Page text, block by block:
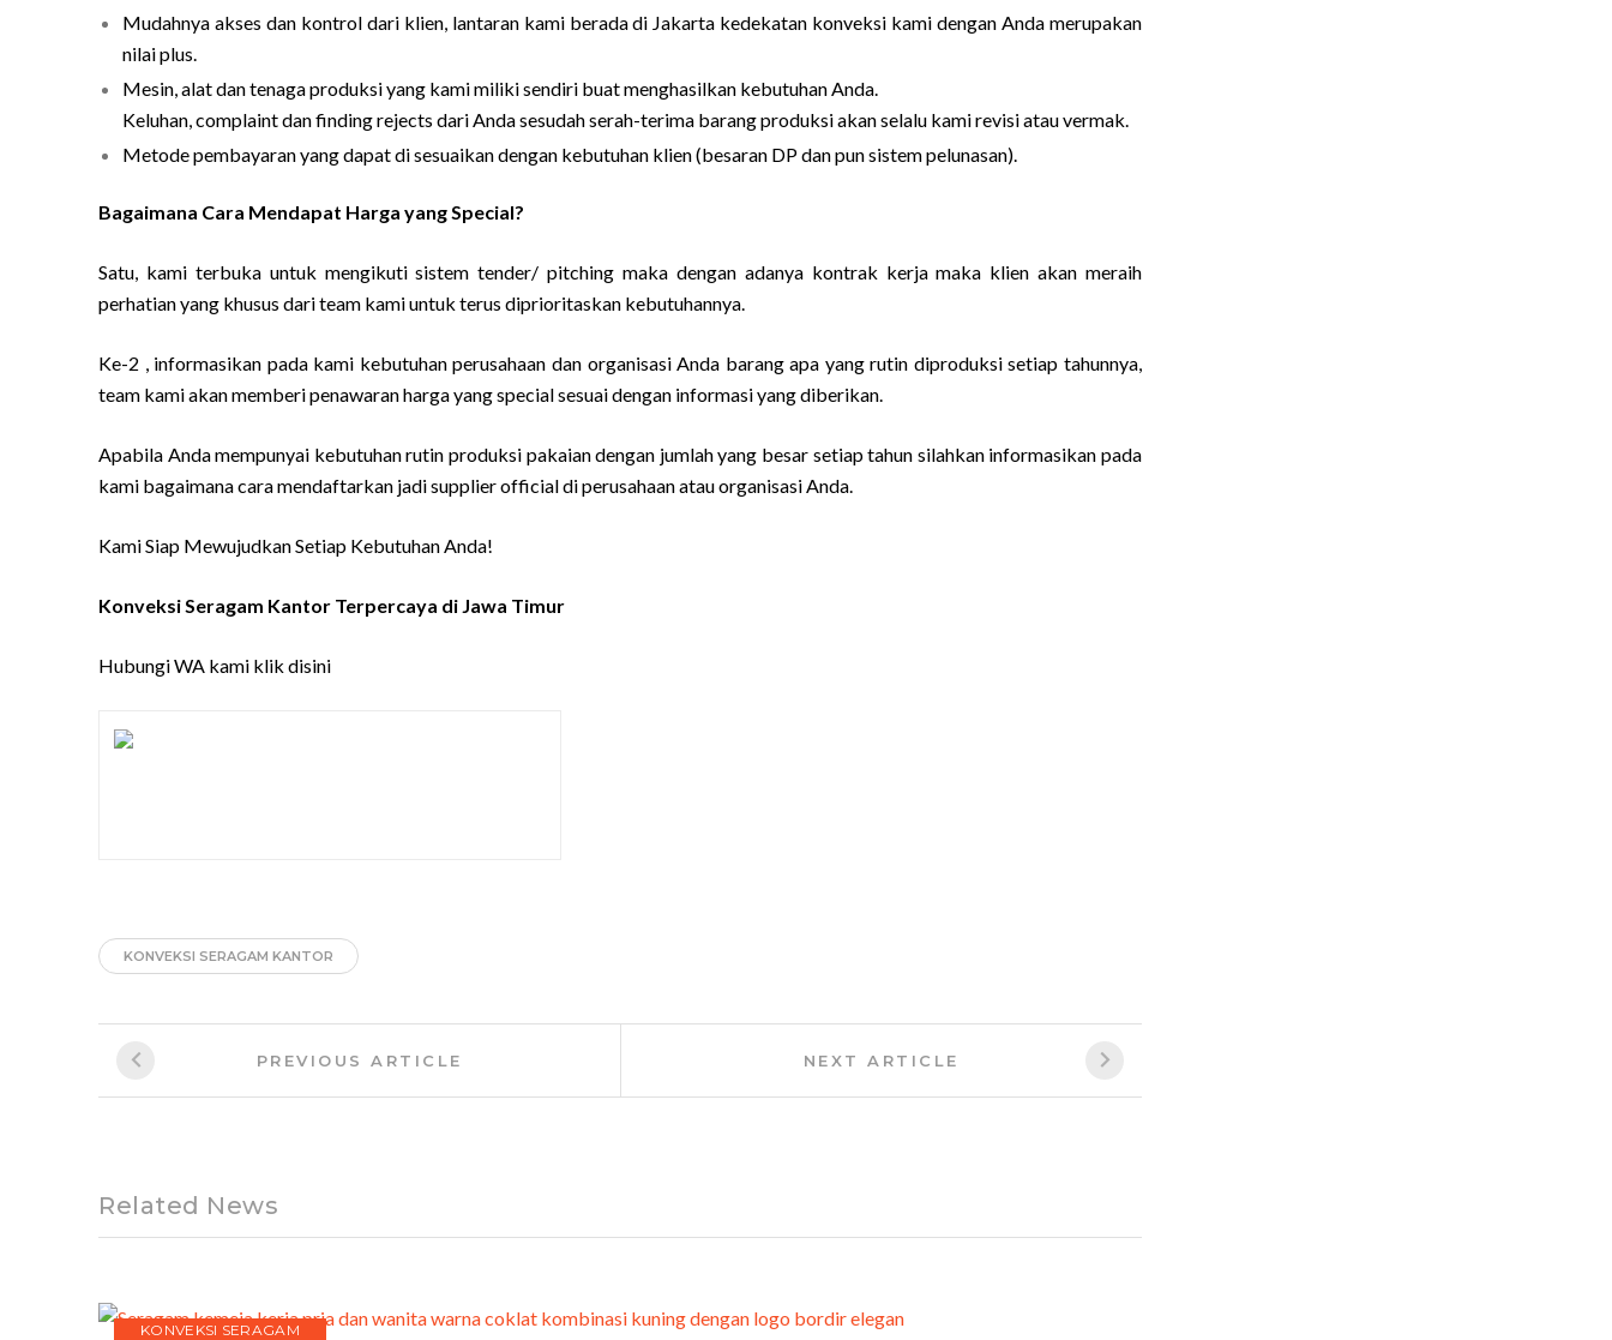
Mudahnya akses dan kontrol dari klien, lantaran kami berada di Jakarta kedekatan konveksi kami dengan Anda merupakan
nilai plus.
Mesin, alat dan tenaga produksi yang kami miliki sendiri buat menghasilkan kebutuhan Anda.
Keluhan, complaint dan finding rejects dari Anda sesudah serah-terima barang produksi akan selalu kami revisi atau vermak.
Metode pembayaran yang dapat di sesuaikan dengan kebutuhan klien (besaran DP dan pun sistem pelunasan).
Bagaimana Cara Mendapat Harga yang Special?
Satu, kami terbuka untuk mengikuti sistem tender/ pitching maka dengan adanya kontrak kerja maka klien akan meraih
perhatian yang khusus dari team kami untuk terus diprioritaskan kebutuhannya.
Ke-2 , informasikan pada kami kebutuhan perusahaan dan organisasi Anda barang apa yang rutin diproduksi setiap tahunnya,
team kami akan memberi penawaran harga yang special sesuai dengan informasi yang diberikan.
Apabila Anda mempunyai kebutuhan rutin produksi pakaian dengan jumlah yang besar setiap tahun silahkan informasikan pada
kami bagaimana cara mendaftarkan jadi supplier official di perusahaan atau organisasi Anda.
Kami Siap Mewujudkan Setiap Kebutuhan Anda!
Konveksi Seragam Kantor Terpercaya di Jawa Timur
Hubungi WA kami klik disini
KONVEKSI SERAGAM KANTOR
navigation
PREVIOUS ARTICLE NEXT ARTICLE
Related News
KONVEKSI SERAGAM